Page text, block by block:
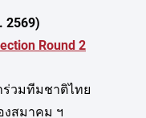
2569)
Round 2
เข้าร่วมทีมชาติไทย
องสมาคม ฯ